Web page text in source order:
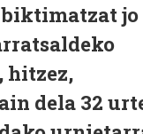
jo
hitzez,
dela 32